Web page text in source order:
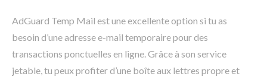
AdGuard Temp Mail est une excellente option si tu as
besoin d’une adresse e-mail temporaire pour des
transactions ponctuelles en ligne. Grâce à son service
jetable, tu peux profiter d’une boîte aux lettres propre et